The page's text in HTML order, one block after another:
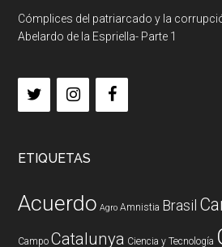
Cómplices del patriarcado y la
Abelardo de la Espriella- Parte 1
ETIQUETAS
Acuerdo Agro Amnistia Brasil
Campo Catalunya Ciencia y Tecnología